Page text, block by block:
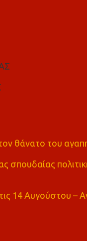
θάνατο του
σπουδαίας
14 Αυγούστου –